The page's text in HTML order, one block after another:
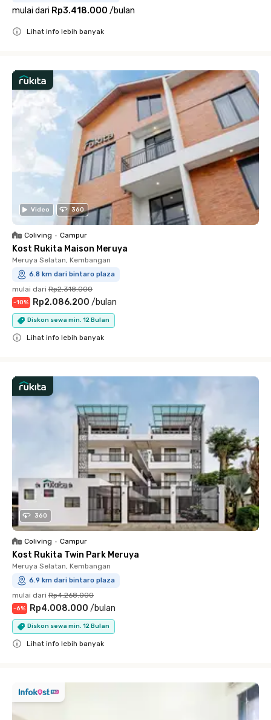
mulai dari Rp3.418.000 /bulan
Lihat info lebih banyak
Video 360
Coliving • Campur
Kost Rukita Maison Meruya
Meruya Selatan, Kembangan
6.8 km dari bintaro plaza
mulai dari Rp2.318.000
-10% Rp2.086.200 /bulan
Diskon sewa min. 12 Bulan
Lihat info lebih banyak
360
Coliving • Campur
Kost Rukita Twin Park Meruya
Meruya Selatan, Kembangan
6.9 km dari bintaro plaza
mulai dari Rp4.268.000
-6% Rp4.008.000 /bulan
Diskon sewa min. 12 Bulan
Lihat info lebih banyak